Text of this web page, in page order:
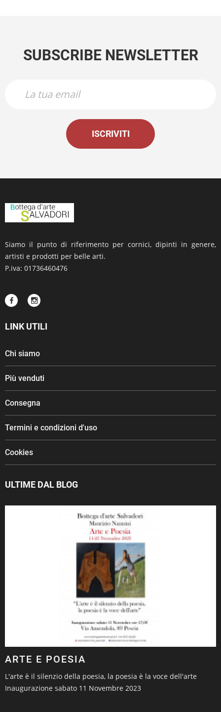
SUBSCRIBE NEWSLETTER
ISCRIVITI
Siamo il punto di riferimento per cornici, dipinti in genere,
artisti e prodotti per belle arti.
P.iva: 01736460476
LINK UTILI
Chi siamo
Più venduti
Consegna
Termini e condizioni d'uso
Cookies
ULTIME DAL BLOG
ARTE E POESIA
L'arte è il silenzio della poesia, la poesia è la voce dell'arte
Inaugurazione sabato 11 Novembre 2023